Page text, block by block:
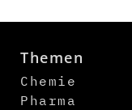
Themen
Chemie
Pharma